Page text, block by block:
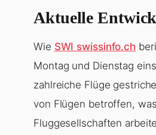
Aktuelle
Wie SWI swissinfo.ch
Montag und Dienstag
zahlreiche Flüge
von Flügen betroffen,
Fluggesellschaften